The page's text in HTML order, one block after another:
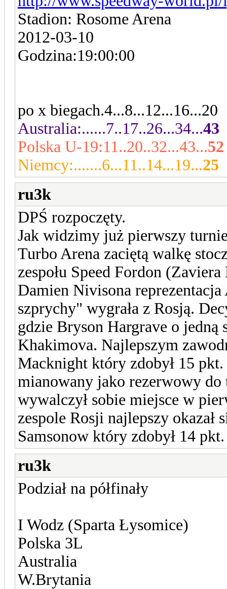
Stadion: Rosome Arena
2012-03-10
Godzina:19:00:00
po x biegach.4...8...12...16...20
Australia:......7..17..26...34...43
Polska U-19:11..20..32...43...52
Niemcy:.......6...11..14...19...25
ru3k
DPŚ rozpoczęty.
Jak widzimy już pierwszy
Turbo Arena zaciętą walkę
zespołu Speed Fordon
Damien Nivisona
szprychy" wygrała z Rosją.
gdzie Bryson Hargrave o jedną
Khakimova. Najlepszym
Macknight który zdobył 15
mianowany jako rezerwowy
wywalczył sobie miejsce w
zespole Rosji najlepszy
Samsonow który zdobył 14 pkt.
ru3k
Podział na półfinały
I Wodz (Sparta Łysomice)
Polska 3L
Australia
W.Brytania